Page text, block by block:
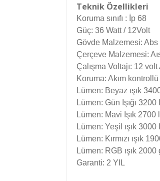
Teknik Özellikleri
Koruma sınıfı : İp 68
Güç: 36 Watt / 12Volt
Gövde Malzemesi:
Çerçeve Malzemesi:
Çalışma Voltajı: 12 volt
Koruma: Akım kontrollü
Lümen: Beyaz ışık
Lümen: Gün Işığı 3200
Lümen: Mavi Işık 2700
Lümen: Yeşil ışık 3000
Lümen: Kırmızı ışık
Lümen: RGB ışık
Garanti: 2 YIL